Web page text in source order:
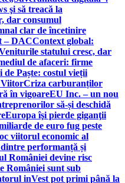
şi să treacă la
dar consumul
clar de încetinire
– DACContext global:
statului cresc, dar
de afaceri: firme
de Paște: costul vieții
Criza carburanților
în vigoareEU Inc. – un nou
să-și deschidă
Europa îşi pierde giganţii
de euro fug peste
viitorul economic al
performanță și
României devine risc
României sunt sub
inVest pot primi până la